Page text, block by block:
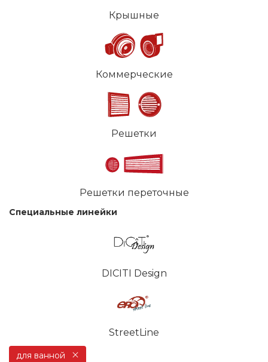
Крышные
Коммерческие
Решетки
Решетки переточные
Специальные линейки
DICITI Design
StreetLine
для ванной